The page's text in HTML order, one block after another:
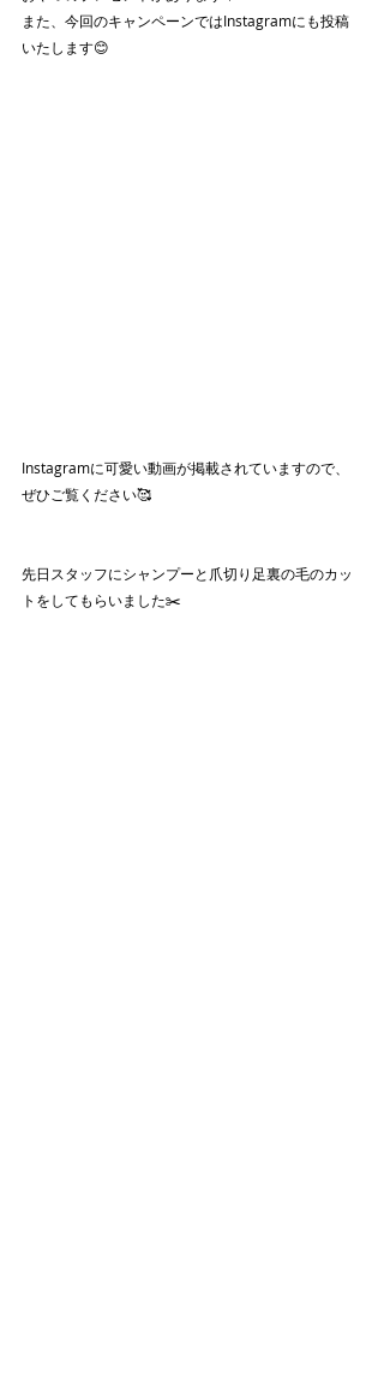
また、今回のキャンペーンではInstagramにも投稿
いたします😊
Instagramに可愛い動画が掲載されていますので、
ぜひご覧ください🥰
先日スタッフにシャンプーと爪切り足裏の毛のカッ
トをしてもらいました✂️